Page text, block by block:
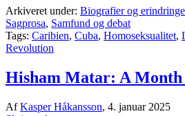
Arkiveret under: Biografier og
Sagprosa, Samfund og debat
Tags: Caribien, Cuba, Homoseksualitet,
Revolution
Hisham Matar: A Month
AfKasper Håkansson, 4. januar 2025